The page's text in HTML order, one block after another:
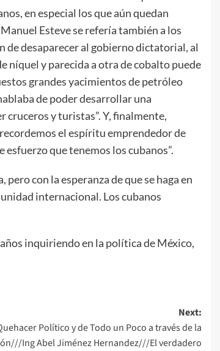
en especial los que aún quedan
Esteve se refería también a los
de desaparecer al gobierno dictatorial, al
níquel y parecida a otra de cobalto puede
grandes yacimientos de petróleo
de poder desarrollar una
y turistas”. Y, finalmente,
el espíritu emprendedor de
que tenemos los cubanos”.
con la esperanza de que se haga en
internacional. Los cubanos
inquiriendo en la política de México,
Next:
Político y de Todo un Poco a través de la
Ing Abel Jiménez Hernandez///El verdadero